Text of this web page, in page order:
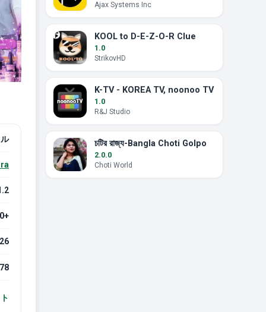
Ajax Systems Inc
KOOL to D-E-Z-O-R Clue
1.0
StrikovHD
K-TV - KOREA TV, noonoo TV
1.0
R&J Studio
চটির রাজ্য-Bangla Choti Golpo
2.0.0
Choti World